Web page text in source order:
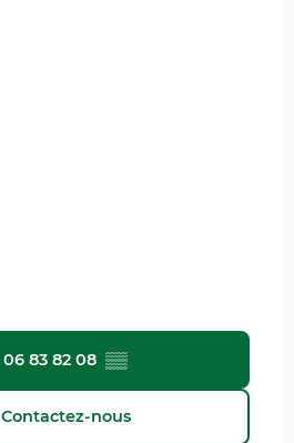
06 83 82 08 ▒▒
Contactez-nous